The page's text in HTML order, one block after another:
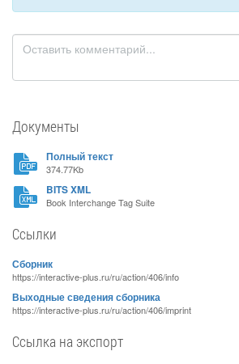
Документы
Полный текст
374.77Kb
BITS XML
Book Interchange Tag Suite
Ссылки
Сборник
https://interactive-plus.ru/ru/action/406/info
Выходные сведения сборника
https://interactive-plus.ru/ru/action/406/imprint
Ссылка на экспорт